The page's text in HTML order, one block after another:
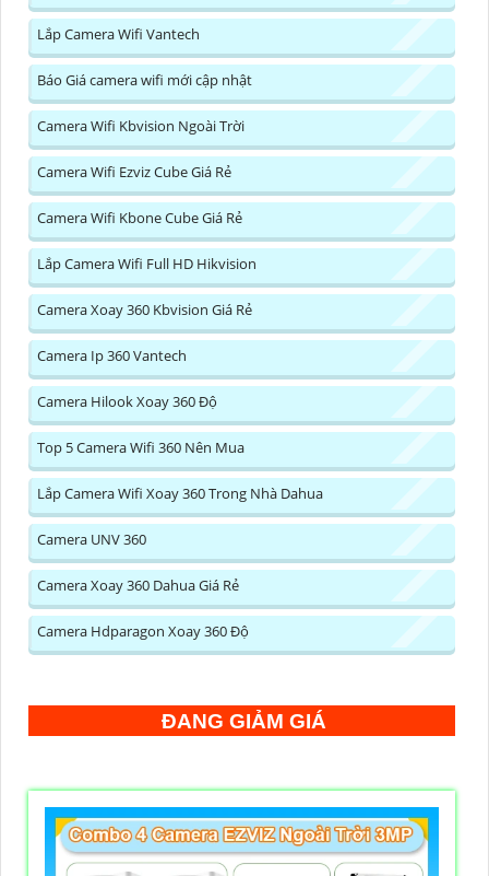
Lắp Camera Wifi Vantech
Báo Giá camera wifi mới cập nhật
Camera Wifi Kbvision Ngoài Trời
Camera Wifi Ezviz Cube Giá Rẻ
Camera Wifi Kbone Cube Giá Rẻ
Lắp Camera Wifi Full HD Hikvision
Camera Xoay 360 Kbvision Giá Rẻ
Camera Ip 360 Vantech
Camera Hilook Xoay 360 Độ
Top 5 Camera Wifi 360 Nên Mua
Lắp Camera Wifi Xoay 360 Trong Nhà Dahua
Camera UNV 360
Camera Xoay 360 Dahua Giá Rẻ
Camera Hdparagon Xoay 360 Độ
ĐANG GIẢM GIÁ